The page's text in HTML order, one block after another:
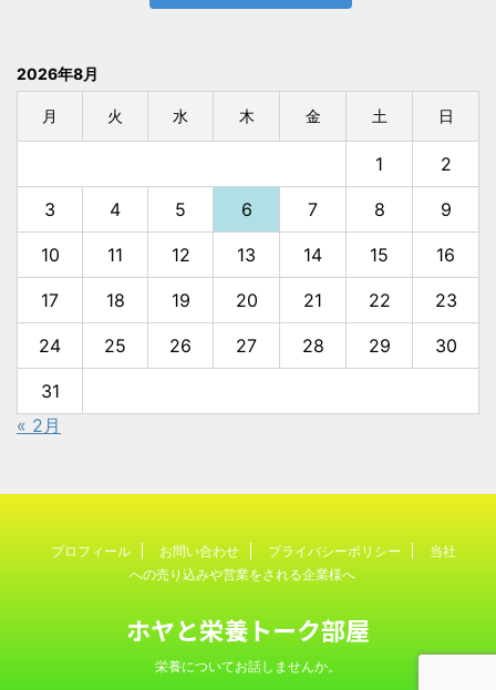
2026年8月
月 火 水 木 金 土 日
1 2
3 4 5 6 7 8 9
10 11 12 13 14 15 16
17 18 19 20 21 22 23
24 25 26 27 28 29 30
31
« 2月
プロフィール お問い合わせ プライバシーポリシー
当社
への売り込みや営業をされる企業様へ
ホヤと栄養トーク部屋
栄養についてお話しませんか。